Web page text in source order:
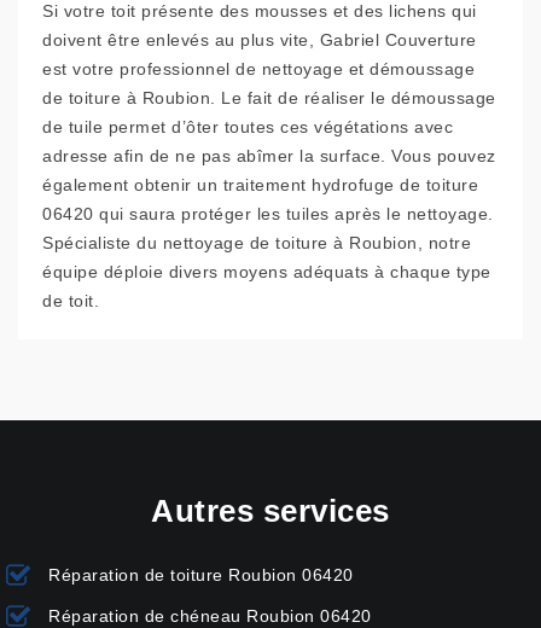
Si votre toit présente des mousses et des lichens qui
doivent être enlevés au plus vite, Gabriel Couverture
est votre professionnel de nettoyage et démoussage
de toiture à Roubion. Le fait de réaliser le démoussage
de tuile permet d’ôter toutes ces végétations avec
adresse afin de ne pas abîmer la surface. Vous pouvez
également obtenir un traitement hydrofuge de toiture
06420 qui saura protéger les tuiles après le nettoyage.
Spécialiste du nettoyage de toiture à Roubion, notre
équipe déploie divers moyens adéquats à chaque type
de toit.
Autres services
Réparation de toiture Roubion 06420
Réparation de chéneau Roubion 06420